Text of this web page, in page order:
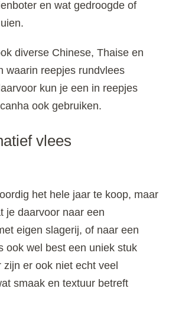
en wat gedroogde of
diverse Chinese, Thaise en
waarin reepjes rundvlees
kun je een in reepjes
ook gebruiken.
vlees
het hele jaar te koop, maar
je daarvoor naar een
eigen slagerij, of naar een
ook wel best een uniek stuk
er ook niet echt veel
smaak en textuur betreft